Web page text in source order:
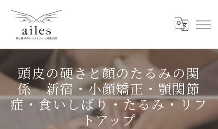
頭皮の硬さと顔のたるみの関
係 新宿・小顔矯正・顎関節
症・食いしばり・たるみ・リフ
トアップ